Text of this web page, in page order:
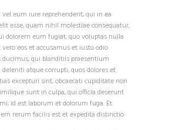
eum iure reprehenderit, qui in ea
esse, quam nihil molestiae consequatur,
dolorem eum fugiat, quo voluptas nulla
eos et accusamus et iusto odio
ducimus, qui blanditiis praesentium
atque corrupti, quos dolores et
excepturi sint, obcaecati cupiditate non
sunt in culpa, qui officia deserunt
id est laborum et dolorum fuga. Et
rerum facilis est et expedita distinctio.